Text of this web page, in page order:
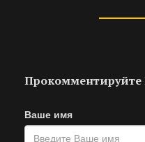
Прокомментируйте
Ваше имя